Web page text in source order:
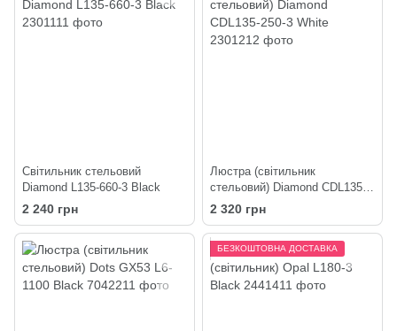
Світильник стельовий
Diamond L135-660-3 Black
2 240 грн
Люстра (світильник
стельовий) Diamond CDL135-
250-3 White
2 320 грн
БЕЗКОШТОВНА ДОСТАВКА